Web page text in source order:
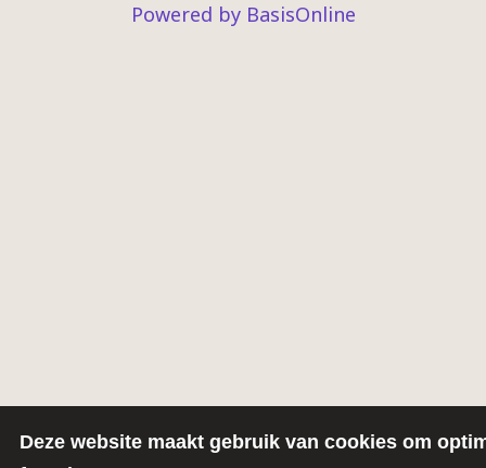
Powered by BasisOnline
Deze website maakt gebruik van cookies om